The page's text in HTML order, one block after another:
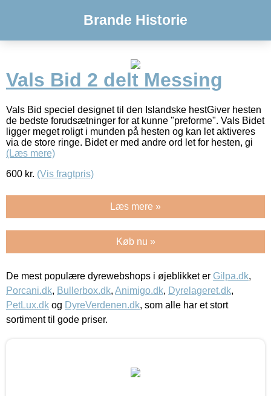
Brande Historie
Vals Bid 2 delt Messing
Vals Bid speciel designet til den Islandske hestGiver hesten
de bedste forudsætninger for at kunne "preforme". Vals Bidet
ligger meget roligt i munden på hesten og kan let aktiveres
via de store ringe. Bidet er med andre ord let for hesten, gi
(Læs mere)
600 kr. (Vis fragtpris)
Læs mere »
Køb nu »
De mest populære dyrewebshops i øjeblikket er Gilpa.dk,
Porcani.dk, Bullerbox.dk, Animigo.dk, Dyrelageret.dk,
PetLux.dk og DyreVerdenen.dk, som alle har et stort
sortiment til gode priser.